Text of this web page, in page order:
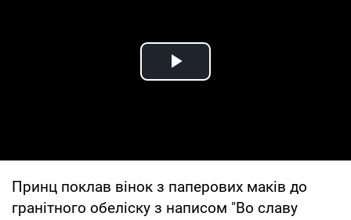
Play Video
Принц поклав вінок з паперових маків до
гранітного обеліску з написом "Во славу